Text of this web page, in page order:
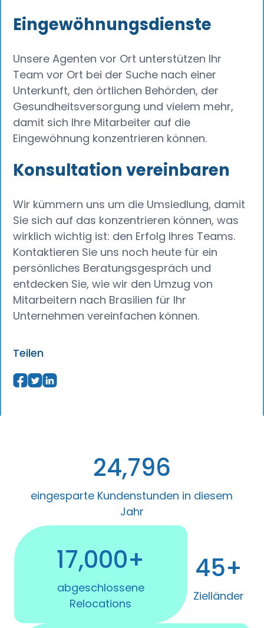
Eingewöhnungsdienste
Unsere Agenten vor Ort unterstützen Ihr
Team vor Ort bei der Suche nach einer
Unterkunft, den örtlichen Behörden, der
Gesundheitsversorgung und vielem mehr,
damit sich Ihre Mitarbeiter auf die
Eingewöhnung konzentrieren können.
Konsultation vereinbaren
Wir kümmern uns um die Umsiedlung, damit
Sie sich auf das konzentrieren können, was
wirklich wichtig ist: den Erfolg Ihres Teams.
Kontaktieren Sie uns noch heute für ein
persönliches Beratungsgespräch und
entdecken Sie, wie wir den Umzug von
Mitarbeitern nach Brasilien für Ihr
Unternehmen vereinfachen können.
Teilen
24,796
eingesparte Kundenstunden in diesem
Jahr
17,000+
abgeschlossene
Relocations
45+
Zielländer